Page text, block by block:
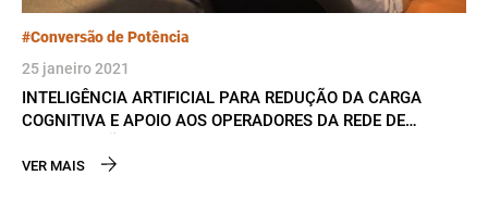
#Conversão de Potência
25 janeiro 2021
INTELIGÊNCIA ARTIFICIAL PARA REDUÇÃO DA CARGA
COGNITIVA E APOIO AOS OPERADORES DA REDE DE
VER MAIS